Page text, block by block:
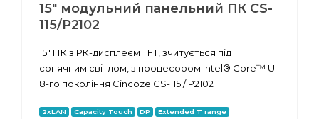
15" модульний панельний ПК CS-
115/P2102
15" ПК з РК-дисплеєм TFT, зчитується під
сонячним світлом, з процесором Intel® Core™ U
8-го покоління Cincoze CS-115 / P2102
2xLAN Capacity Touch DP Extended T range